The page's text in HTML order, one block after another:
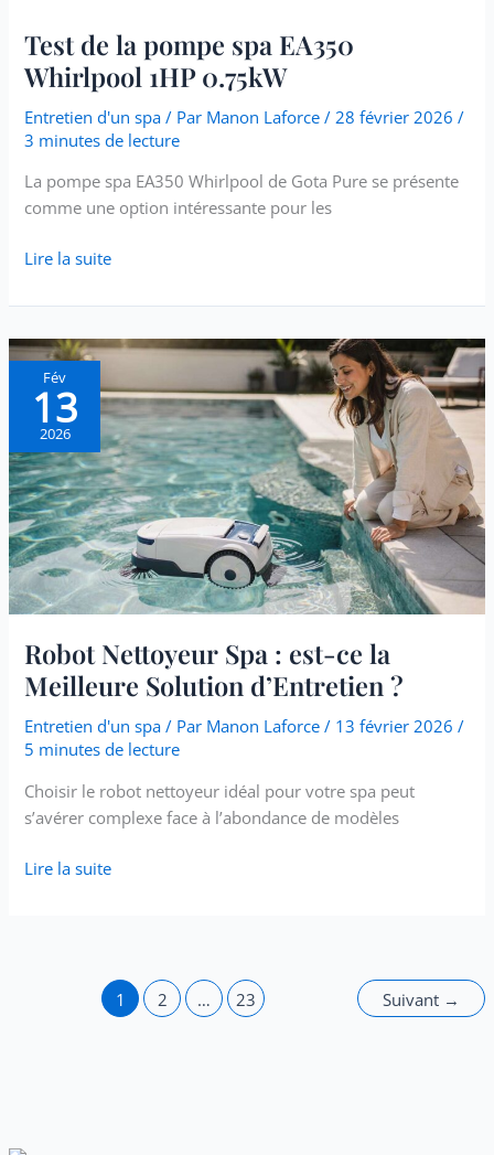
Test de la pompe spa EA350
Whirlpool 1HP 0.75kW
Entretien d'un spa / Par Manon Laforce/ 28 février 2026/
3 minutes de lecture
La pompe spa EA350 Whirlpool de Gota Pure se présente
comme une option intéressante pour les
Lire la suite
Fév
13
2026
Robot Nettoyeur Spa : est-ce la
Meilleure Solution d’Entretien ?
Entretien d'un spa / Par Manon Laforce/ 13 février 2026/
5 minutes de lecture
Choisir le robot nettoyeur idéal pour votre spa peut
s’avérer complexe face à l’abondance de modèles
Robot
Nettoyeur
Spa
:
est-
ce
la
Meilleure
Solution
d’Entretien
Lire la suite
1 2 … 23 Suivant →